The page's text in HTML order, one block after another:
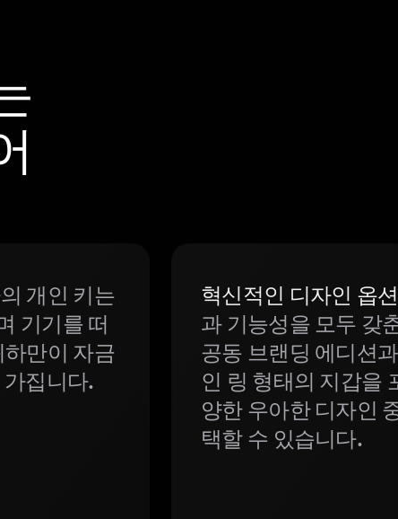
개인 키는
기기를 떠
만이 자금
집니다.
혁신적인 디자인 옵
과 기능성을 모두 갖
공동 브랜딩 에디션
인 링 형태의 지갑을
양한 우아한 디자인
택할 수 있습니다.